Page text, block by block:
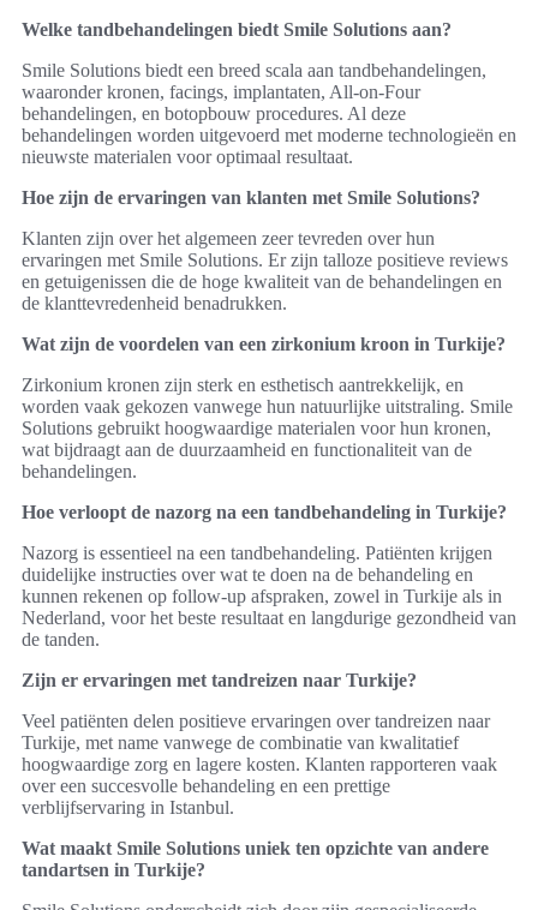
Welke tandbehandelingen biedt Smile Solutions aan?
Smile Solutions biedt een breed scala aan tandbehandelingen,
waaronder kronen, facings, implantaten, All-on-Four
behandelingen, en botopbouw procedures. Al deze
behandelingen worden uitgevoerd met moderne technologieën en
nieuwste materialen voor optimaal resultaat.
Hoe zijn de ervaringen van klanten met Smile Solutions?
Klanten zijn over het algemeen zeer tevreden over hun
ervaringen met Smile Solutions. Er zijn talloze positieve reviews
en getuigenissen die de hoge kwaliteit van de behandelingen en
de klanttevredenheid benadrukken.
Wat zijn de voordelen van een zirkonium kroon in Turkije?
Zirkonium kronen zijn sterk en esthetisch aantrekkelijk, en
worden vaak gekozen vanwege hun natuurlijke uitstraling. Smile
Solutions gebruikt hoogwaardige materialen voor hun kronen,
wat bijdraagt aan de duurzaamheid en functionaliteit van de
behandelingen.
Hoe verloopt de nazorg na een tandbehandeling in Turkije?
Nazorg is essentieel na een tandbehandeling. Patiënten krijgen
duidelijke instructies over wat te doen na de behandeling en
kunnen rekenen op follow-up afspraken, zowel in Turkije als in
Nederland, voor het beste resultaat en langdurige gezondheid van
de tanden.
Zijn er ervaringen met tandreizen naar Turkije?
Veel patiënten delen positieve ervaringen over tandreizen naar
Turkije, met name vanwege de combinatie van kwalitatief
hoogwaardige zorg en lagere kosten. Klanten rapporteren vaak
over een succesvolle behandeling en een prettige
verblijfservaring in Istanbul.
Wat maakt Smile Solutions uniek ten opzichte van andere
tandartsen in Turkije?